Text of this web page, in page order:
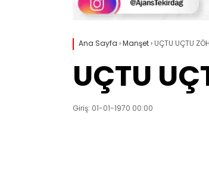
Ana Sayfa ›Manşet› UÇTU UÇTU
UÇTU
Giriş: 01-01-1970 00:00